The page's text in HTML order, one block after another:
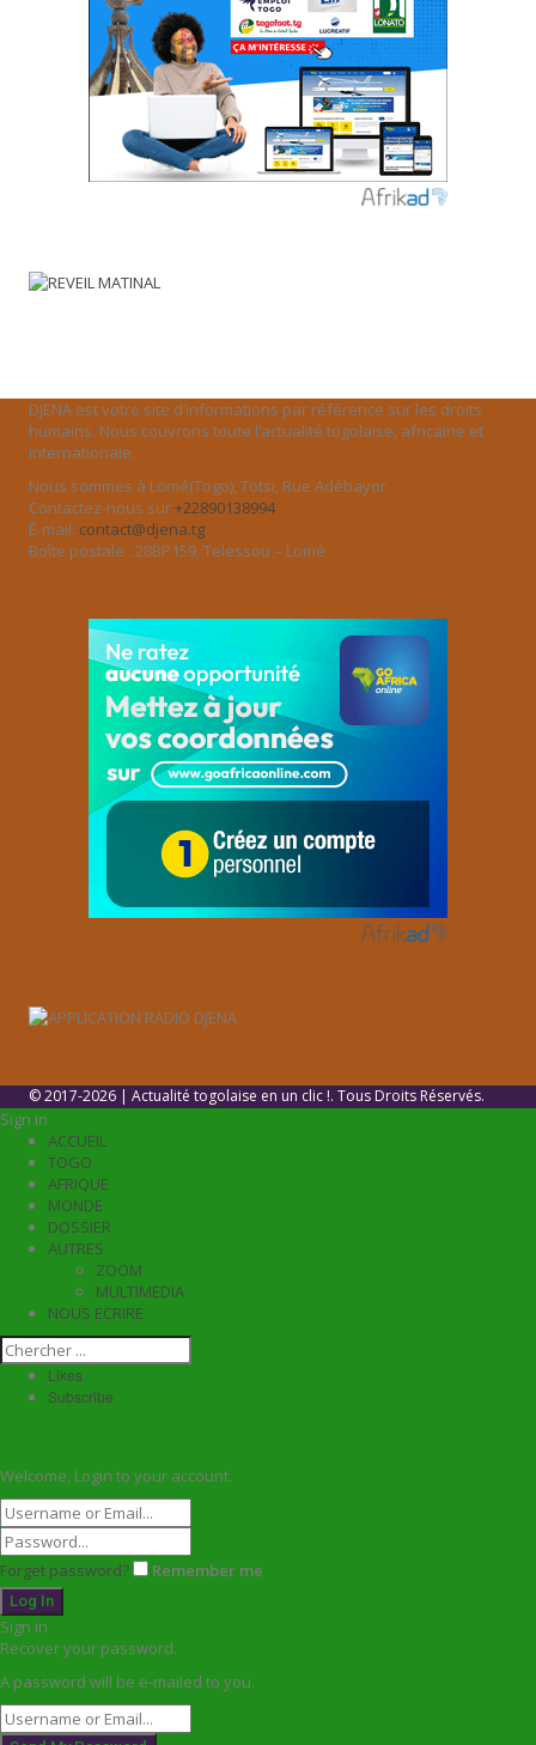
DJENA est votre site d’informations par référence sur les droits
humains. Nous couvrons toute l’actualité togolaise, africaine et
internationale.
Nous sommes à Lomé(Togo), Totsi, Rue Adébayor
Contactez-nous sur+22890138994
É-mail: contact@djena.tg
Boîte postale : 28BP159, Telessou – Lomé
© 2017-2026 | Actualité togolaise en un clic !. Tous Droits Réservés.
Sign in
ACCUEIL
TOGO
AFRIQUE
MONDE
DOSSIER
AUTRES
ZOOM
MULTIMEDIA
NOUS ECRIRE
Likes
Subscribe
Welcome, Login to your account.
Forget password? Remember me
Sign in
Recover your password.
A password will be e-mailed to you.